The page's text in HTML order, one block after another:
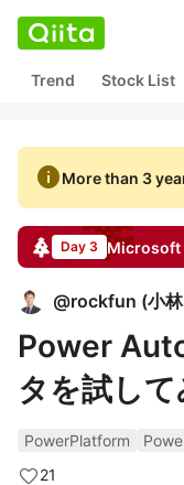
Trend Stock List
infoMore than 3
Day 3 Microsoft
@rockfun (小
Power
タを試して
PowerPlatform
21